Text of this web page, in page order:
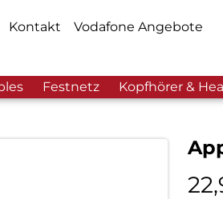
Kontakt
Vodafone Angebote
Festnetz Kopfhörer &